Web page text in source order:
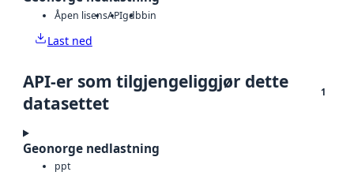
Åpen lisensAPIgdbbin
Last ned
API-er som tilgjengeliggjør dette
datasettet
1
Geonorge nedlastning
ppt